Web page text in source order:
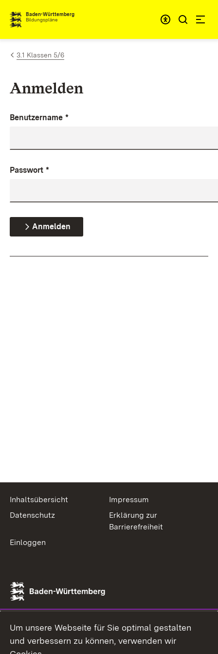
Zum Inhalt springen
Baden-Württemberg
Bildungspläne
3.1 Klassen 5/6
Anmelden
Benutzername *
Passwort *
Anmelden
Inhaltsübersicht
Impressum
Datenschutz
Erklärung zur
Barrierefreiheit
Einloggen
Um unsere Webseite für Sie optimal gestalten
und verbessern zu können, verwenden wir